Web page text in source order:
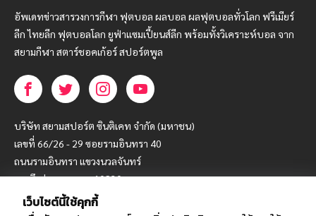
อัพเดทข่าวสารวงการกีฬา ฟุตบอล ผลบอล ผลฟุตบอลทั่วโลก ฟรีเมียร์
ลีก ไทยลีก ฟุตบอลโลก ยูฟ่าแซมเปี้ยนส์ลีก พร้อมทั้งวิเคราะห์บอล จาก
สยามกีฬา สตาร์ชอคเก้อร์ สปอร์ตพูล
บริษัท สยามสปอร์ต ซินติเคท จำกัด (มหาชน)
เลขที่ 66/26 - 29 ซอยรามอินทรา 40
ถนนรามอินทรา แขวงนวลจันทร์
เขตบึงกุ่ม กรุงเทพฯ 10230
โทร : 02-5088-000
เว็บไซต์นี้ใช้คุกกี้